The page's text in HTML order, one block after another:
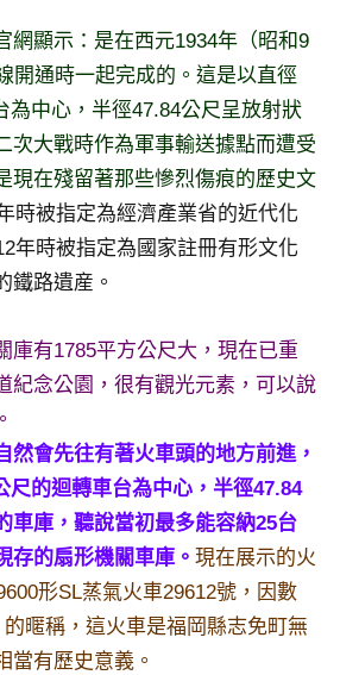
網顯示：是在西元1934年（昭和9
開通時一起完成的。這是以直徑
為中心，半徑47.84公尺呈放射狀
次大戰時作為軍事輸送據點而遭受
現在殘留著那些慘烈傷痕的歷史文
時被指定為經濟產業省的近代化
年時被指定為國家註冊有形文化
鐵路遺産。
庫有1785平方公尺大，現在已重
紀念公園，很有觀光元素，可以說
然會先往有著火車頭的地方前進，
尺的迴轉車台為中心，半徑47.84
車庫，聽說當初最多能容納25台
存的扇形機關車庫。 現在展示的火
形SL蒸氣火車29612號，因數
暱稱，這火車是福岡縣志免町無
當有歷史意義。